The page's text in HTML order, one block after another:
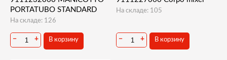
PORTATUBO STANDARD
На складе: 126
− + В корзину
На складе: 105
− + В корзину